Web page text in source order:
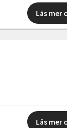
Läs mer
Läs mer